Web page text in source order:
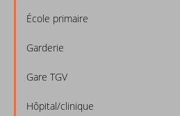
École primaire
Garderie
Gare TGV
Hôpital/clinique